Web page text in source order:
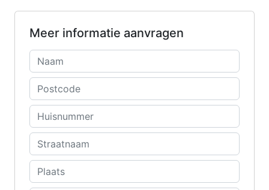
Meer informatie aanvragen